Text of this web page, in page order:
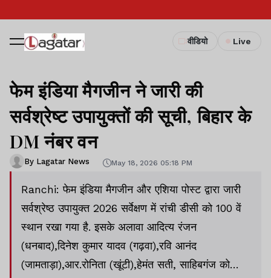
वीडियो Live
फेम इंडिया मैगजीन ने जारी की
सर्वश्रेष्ट उपायुक्तों की सूची, बिहार के
DM नंबर वन
By Lagatar News May 18, 2026 05:18 PM
Ranchi: फेम इंडिया मैगजीन और एशिया पोस्ट द्वारा जारी
सर्वश्रेष्ठ उपायुक्त 2026 सर्वेक्षण में रांची डीसी को 100 वें
स्थान रखा गया है. इसके अलावा आदित्य रंजन
(धनबाद),दिनेश कुमार यादव (गढ़वा),रवि आनंद
(जामताड़ा),आर.रोनिता (खूंटी),हेमंत सती, साहिबगंज को